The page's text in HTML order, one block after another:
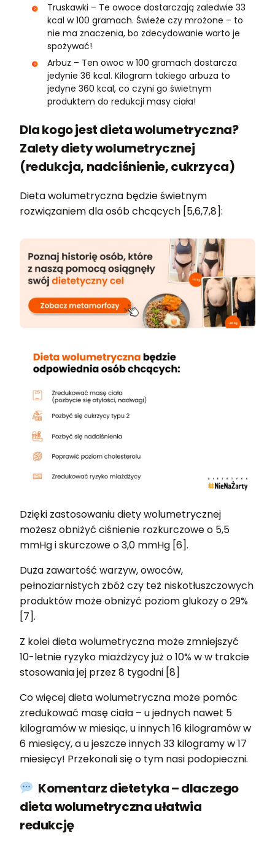
Truskawki – Te owoce dostarczają zaledwie 33
kcal w 100 gramach. Świeże czy mrożone – to
nie ma znaczenia, bo zdecydowanie warto je
spożywać!
Arbuz – Ten owoc w 100 gramach dostarcza
jedynie 36 kcal. Kilogram takiego arbuza to
jedyne 360 kcal, co czyni go świetnym
produktem do redukcji masy ciała!
Dla kogo jest dieta wolumetryczna?
Zalety diety wolumetrycznej
(redukcja, nadciśnienie, cukrzyca)
Dieta wolumetryczna będzie świetnym
rozwiązaniem dla osób chcących [5,6,7,8]:
Dzięki zastosowaniu diety wolumetrycznej
możesz obniżyć ciśnienie rozkurczowe o 5,5
mmHg i skurczowe o 3,0 mmHg [6].
Duża zawartość warzyw, owoców,
pełnoziarnistych zbóż czy też niskotłuszczowych
produktów może obniżyć poziom glukozy o 29%
[7].
Z kolei dieta wolumetryczna może zmniejszyć
10-letnie ryzyko miażdżycy już o 10% w w trakcie
stosowania jej przez 8 tygodni [8]
Co więcej dieta wolumetryczna może pomóc
zredukować masę ciała – u jednych nawet 5
kilogramów w miesiąc, u innych 16 kilogramów w
6 miesięcy, a u jeszcze innych 33 kilogramy w 17
miesięcy! Przekonali się o tym nasi podopieczni.
Komentarz dietetyka – dlaczego
dieta wolumetryczna ułatwia
redukcję